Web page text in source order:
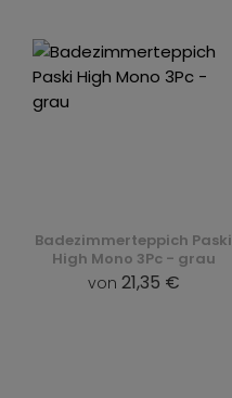
Badezimmerteppich Paski
High Mono 3Pc - grau
von 21,35 €